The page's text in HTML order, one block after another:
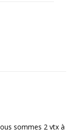
sommes 2 vtx à